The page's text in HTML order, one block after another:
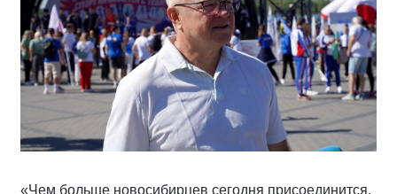
«Чем больше новосибирцев сегодня присоединится,